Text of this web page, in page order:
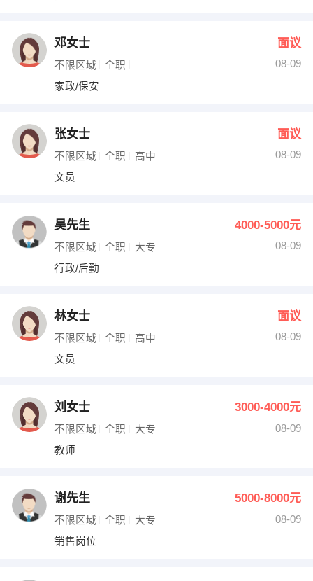
邓女士 面议
不限区域 全职
08-09
家政/保安
张女士 面议
不限区域 全职 高中
08-09
文员
吴先生 4000-5000元
不限区域 全职 大专
08-09
行政/后勤
林女士 面议
不限区域 全职 高中
08-09
文员
刘女士 3000-4000元
不限区域 全职 大专
08-09
教师
谢先生 5000-8000元
不限区域 全职 大专
08-09
销售岗位